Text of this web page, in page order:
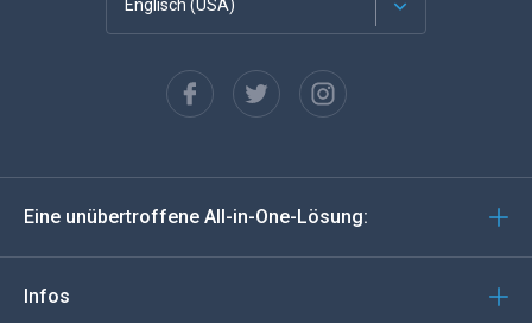
Englisch (USA)
Español
Deutsch
Eine unübertroffene All-in-One-Lösung:
Infos